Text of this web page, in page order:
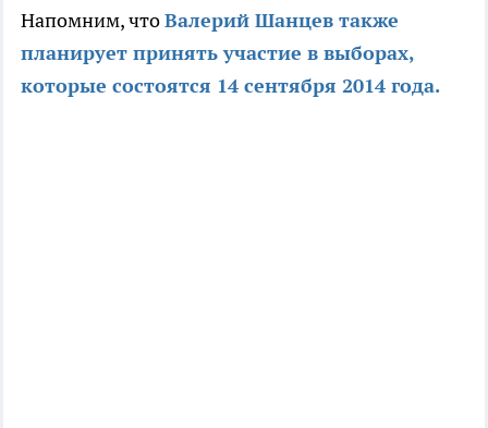
Напомним, чтоВалерий Шанцев также
планирует принять участие в выборах,
которые состоятся 14 сентября 2014 года.